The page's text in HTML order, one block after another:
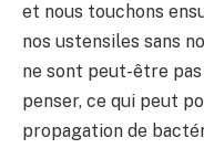
et nous touchons
nos ustensiles sans
ne sont peut-être
penser, ce qui peut
propagation de